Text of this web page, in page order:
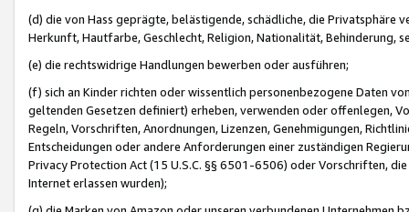
(d) die von Hass geprägte, belästigende, schädliche, die Privatsphäre
Herkunft, Hautfarbe, Geschlecht, Religion, Nationalität, Behinderung,
(e) die rechtswidrige Handlungen bewerben oder ausführen;
(f) sich an Kinder richten oder wissentlich personenbezogene Daten
geltenden Gesetzen definiert) erheben, verwenden oder offenlegen,
Regeln, Vorschriften, Anordnungen, Lizenzen, Genehmigungen,
Entscheidungen oder andere Anforderungen einer zuständigen
Privacy Protection Act (15 U.S.C. §§ 6501-6506) oder Vorschriften,
Internet erlassen wurden);